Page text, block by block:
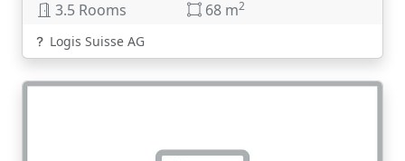
3.5 Rooms
68 m2
Logis Suisse AG